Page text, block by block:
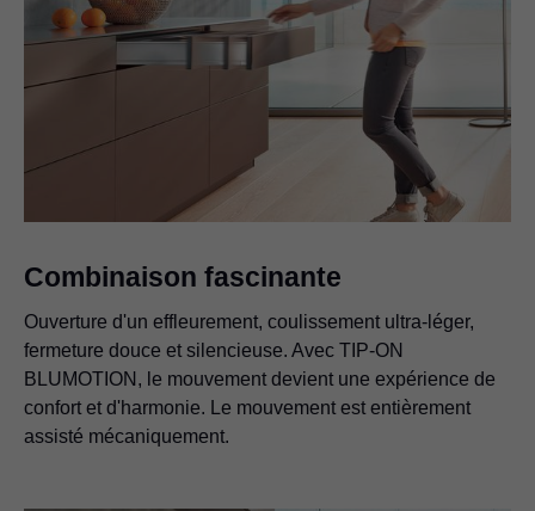
Combinaison fascinante
Ouverture d'un effleurement, coulissement ultra-léger,
fermeture douce et silencieuse. Avec TIP-ON
BLUMOTION, le mouvement devient une expérience de
confort et d'harmonie. Le mouvement est entièrement
assisté mécaniquement.